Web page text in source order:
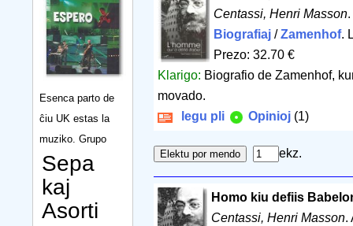
Esenca parto de
ĉiu UK estas la
muziko. Grupo
Sepa
kaj
Asorti
Centassi, Henri Masson
Biografiaj /Zamenhof.
Prezo: 32.70 €
Klarigo: Biografio de Zamenhof,
movado.
legu pli
Opinioj (1)
ekz.
Homo kiu defiis
Centassi, Henri Masson.